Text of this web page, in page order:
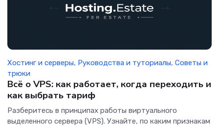
Хостинг и серверы, Руководства и туториалы, Советы и
трюки
Всё о VPS: как работает, когда переходить и
как выбрать тариф
Разберитесь в принципах работы виртуального
выделенного сервера (VPS). Узнайте, по каким признакам